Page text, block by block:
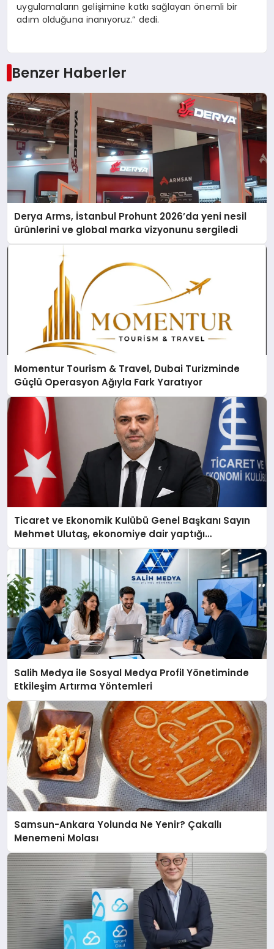
uygulamaların gelişimine katkı sağlayan önemli bir
adım olduğuna inanıyoruz.” dedi.
Benzer Haberler
Derya Arms, İstanbul Prohunt 2026’da yeni nesil
ürünlerini ve global marka vizyonunu sergiledi
Momentur Tourism & Travel, Dubai Turizminde
Güçlü Operasyon Ağıyla Fark Yaratıyor
Ticaret ve Ekonomik Kulübü Genel Başkanı Sayın
Mehmet Ulutaş, ekonomiye dair yaptığı
açıklamada şunları kaydetti:
Salih Medya ile Sosyal Medya Profil Yönetiminde
Etkileşim Artırma Yöntemleri
Samsun-Ankara Yolunda Ne Yenir? Çakallı
Menemeni Molası